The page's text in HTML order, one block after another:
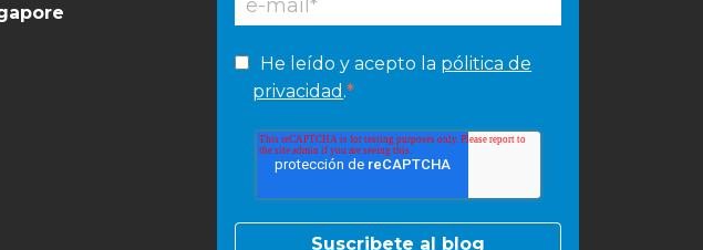
He leído y acepto la pólitica de
privacidad .*